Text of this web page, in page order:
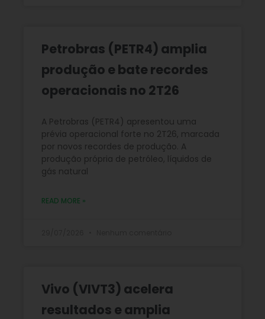
Petrobras (PETR4) amplia
produção e bate recordes
operacionais no 2T26
A Petrobras (PETR4) apresentou uma
prévia operacional forte no 2T26, marcada
por novos recordes de produção. A
produção própria de petróleo, líquidos de
gás natural
READ MORE »
Vivo (VIVT3) acelera
resultados e amplia